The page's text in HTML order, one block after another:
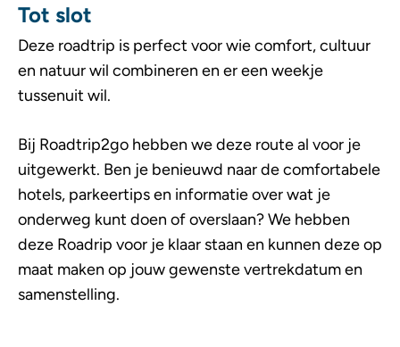
Tot slot
Deze roadtrip is perfect voor wie comfort, cultuur
en natuur wil combineren en er een weekje
tussenuit wil.
Bij Roadtrip2go hebben we deze route al voor je
uitgewerkt. Ben je benieuwd naar de comfortabele
hotels, parkeertips en informatie over wat je
onderweg kunt doen of overslaan? We hebben
deze Roadrip voor je klaar staan en kunnen deze op
maat maken op jouw gewenste vertrekdatum en
samenstelling.